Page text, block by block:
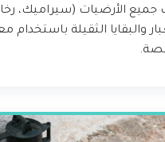
جميع الأرضيات (سيراميك،
والبقايا الثقيلة باستخدام